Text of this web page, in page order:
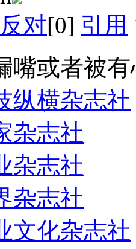
反对[0] 引用
嘴或者被
纵横杂志社
杂志社
杂志社
杂志社
文化杂志社